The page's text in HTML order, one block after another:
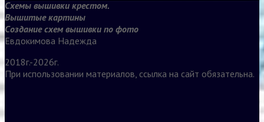
Схемы вышивки крестом.
Вышитые картины
Создание схем вышивки по фото
Евдокимова Надежда
2018г.-2026г.
При использовании материалов, ссылка на сайт обязательна.